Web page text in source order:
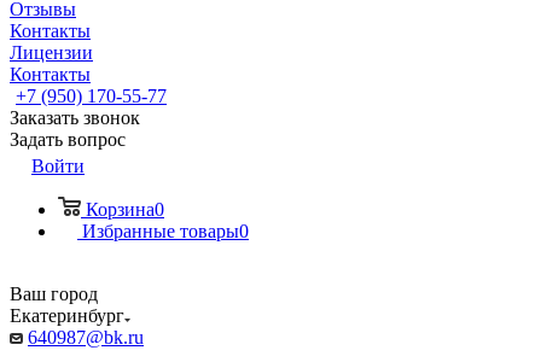
Отзывы
Контакты
Лицензии
Контакты
+7 (950) 170-55-77
Заказать звонок
Задать вопрос
Войти
Корзина0
Избранные товары0
Ваш город
Екатеринбург
640987@bk.ru